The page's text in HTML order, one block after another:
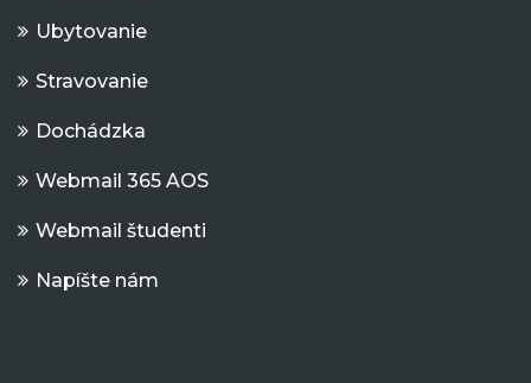
Ubytovanie
Stravovanie
Dochádzka
Webmail 365 AOS
Webmail študenti
Napíšte nám